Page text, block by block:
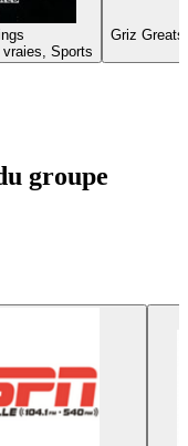
Sports
Griz
groupe